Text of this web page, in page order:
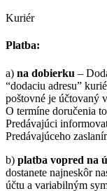
Kuriér
Platba:
a) na dobierku –
“dodaciu adresu”
poštovné je účtovaný
O termíne doručenia
Predávajúci
Predávajúceho
b) platba vopred na
dostanete najneskôr
účtu a variabilným